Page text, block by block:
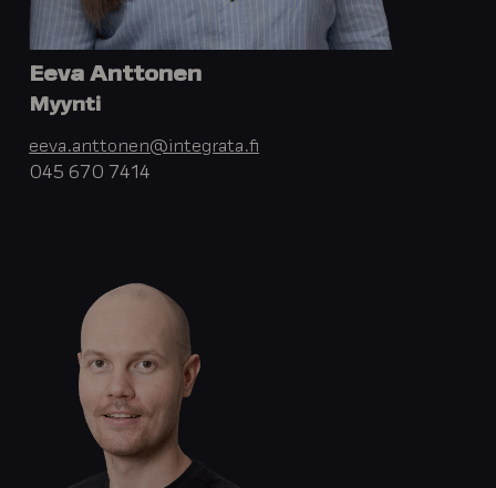
Eeva Anttonen
Myynti
eeva.anttonen@integrata.fi
045 670 7414